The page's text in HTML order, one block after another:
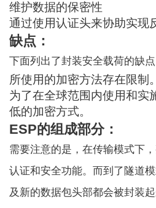
维护数据的保密性
通过使用认证头来协助实现
缺点：
下面列出了封装安全载荷的缺点
所使用的加密方法存在限制。
为了在全球范围内使用和实
低的加密方式。
ESP的组成部分：
需要注意的是，在传输模式下
认证和安全功能。而到了隧道
及新的数据包头部都会被封装起